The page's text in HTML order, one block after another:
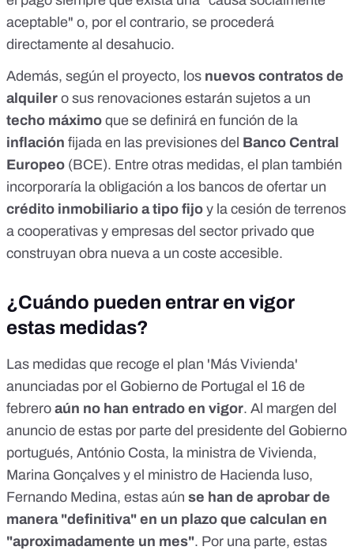
aceptable" o, por el contrario, se procederá
directamente al desahucio.
Además, según el proyecto, los nuevos contratos de
alquiler o sus renovaciones estarán sujetos a un
techo máximo que se definirá en función de la
inflación fijada en las previsiones del Banco Central
Europeo (BCE). Entre otras medidas, el plan también
incorporaría la obligación a los bancos de ofertar un
crédito inmobiliario a tipo fijo y la cesión de terrenos
a cooperativas y empresas del sector privado que
construyan obra nueva a un coste accesible.
¿Cuándo pueden entrar en vigor
estas medidas?
Las medidas que recoge el plan 'Más Vivienda'
anunciadas por el Gobierno de Portugal el 16 de
febrero aún no han entrado en vigor. Al margen del
anuncio de estas por parte del presidente del Gobierno
portugués, António Costa, la ministra de Vivienda,
Marina Gonçalves y el ministro de Hacienda luso,
Fernando Medina, estas aún se han de aprobar de
manera "definitiva" en un plazo que calculan en
"aproximadamente un mes". Por una parte, estas